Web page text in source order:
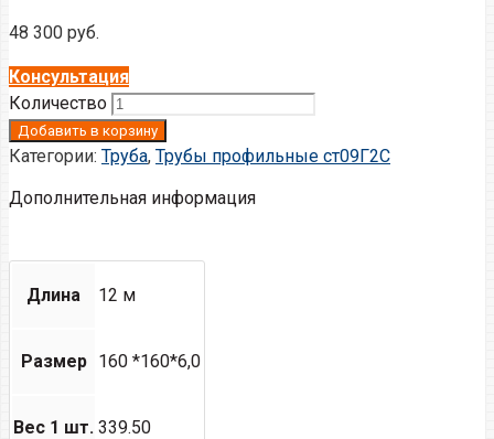
48 300 руб.
Консультация
Количество
Добавить в корзину
Категории: Труба, Трубы профильные ст09Г2С
Дополнительная информация
Длина 12 м
Размер 160 *160*6,0
Вес 1 шт. 339.50